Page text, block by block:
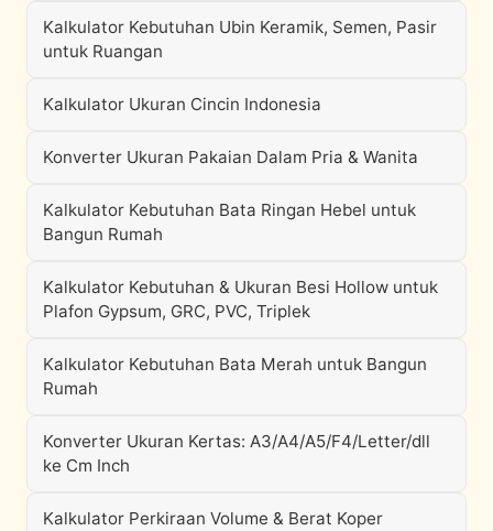
Kalkulator Kebutuhan Ubin Keramik, Semen, Pasir
untuk Ruangan
Kalkulator Ukuran Cincin Indonesia
Konverter Ukuran Pakaian Dalam Pria & Wanita
Kalkulator Kebutuhan Bata Ringan Hebel untuk
Bangun Rumah
Kalkulator Kebutuhan & Ukuran Besi Hollow untuk
Plafon Gypsum, GRC, PVC, Triplek
Kalkulator Kebutuhan Bata Merah untuk Bangun
Rumah
Konverter Ukuran Kertas: A3/A4/A5/F4/Letter/dll
ke Cm Inch
Kalkulator Perkiraan Volume & Berat Koper